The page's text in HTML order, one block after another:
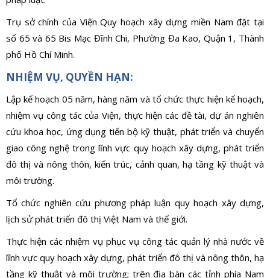
Trụ sở chính của Viện Quy hoạch xây dựng miền Nam đặt tại
số 65 và 65 Bis Mạc Đĩnh Chi, Phường Đa Kao, Quận 1, Thành
phố Hồ Chí Minh.
NHIỆM VỤ, QUYỀN HẠN:
Lập kế hoạch 05 năm, hàng năm và tổ chức thực hiện kế hoạch,
nhiệm vụ công tác của Viện, thực hiện các đề tài, dự án nghiên
cứu khoa học, ứng dụng tiến bộ kỹ thuật, phát triển và chuyển
giao công nghệ trong lĩnh vực quy hoạch xây dựng, phát triển
đô thị và nông thôn, kiến trúc, cảnh quan, hạ tầng kỹ thuật và
môi trường.
Tổ chức nghiên cứu phương pháp luận quy hoạch xây dựng,
lịch sử phát triển đô thị Việt Nam và thế giới.
Thực hiện các nhiệm vụ phục vụ công tác quản lý nhà nước về
lĩnh vực quy hoạch xây dựng, phát triển đô thị và nông thôn, hạ
tầng kỹ thuật và môi trường; trên địa bàn các tỉnh phía Nam